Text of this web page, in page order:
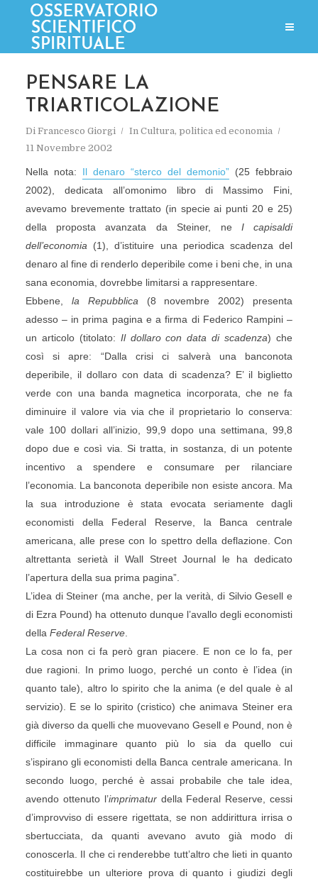
PENSARE LA
TRIARTICOLAZIONE
Di Francesco Giorgi In Cultura, politica ed economia
11 Novembre 2002
Nella nota: Il denaro “sterco del demonio” (25 febbraio
2002), dedicata all’omonimo libro di Massimo Fini,
avevamo brevemente trattato (in specie ai punti 20 e 25)
della proposta avanzata da Steiner, ne I capisaldi
dell’economia (1), d’istituire una periodica scadenza del
denaro al fine di renderlo deperibile come i beni che, in una
sana economia, dovrebbe limitarsi a rappresentare.
Ebbene, la Repubblica (8 novembre 2002) presenta
adesso – in prima pagina e a firma di Federico Rampini –
un articolo (titolato: Il dollaro con data di scadenza) che
così si apre: “Dalla crisi ci salverà una banconota
deperibile, il dollaro con data di scadenza? E’ il biglietto
verde con una banda magnetica incorporata, che ne fa
diminuire il valore via via che il proprietario lo conserva:
vale 100 dollari all’inizio, 99,9 dopo una settimana, 99,8
dopo due e così via. Si tratta, in sostanza, di un potente
incentivo a spendere e consumare per rilanciare
l’economia. La banconota deperibile non esiste ancora. Ma
la sua introduzione è stata evocata seriamente dagli
economisti della Federal Reserve, la Banca centrale
americana, alle prese con lo spettro della deflazione. Con
altrettanta serietà il Wall Street Journal le ha dedicato
l’apertura della sua prima pagina”.
L’idea di Steiner (ma anche, per la verità, di Silvio Gesell e
di Ezra Pound) ha ottenuto dunque l’avallo degli economisti
della Federal Reserve.
La cosa non ci fa però gran piacere. E non ce lo fa, per
due ragioni. In primo luogo, perché un conto è l’idea (in
quanto tale), altro lo spirito che la anima (e del quale è al
servizio). E se lo spirito (cristico) che animava Steiner era
già diverso da quelli che muovevano Gesell e Pound, non è
difficile immaginare quanto più lo sia da quello cui
s’ispirano gli economisti della Banca centrale americana. In
secondo luogo, perché è assai probabile che tale idea,
avendo ottenuto l’imprimaturdella Federal Reserve, cessi
d’improvviso di essere rigettata, se non addirittura irrisa o
sbertucciata, da quanti avevano avuto già modo di
conoscerla. Il che ci renderebbe tutt’altro che lieti in quanto
costituirebbe un ulteriore prova di quanto i giudizi degli